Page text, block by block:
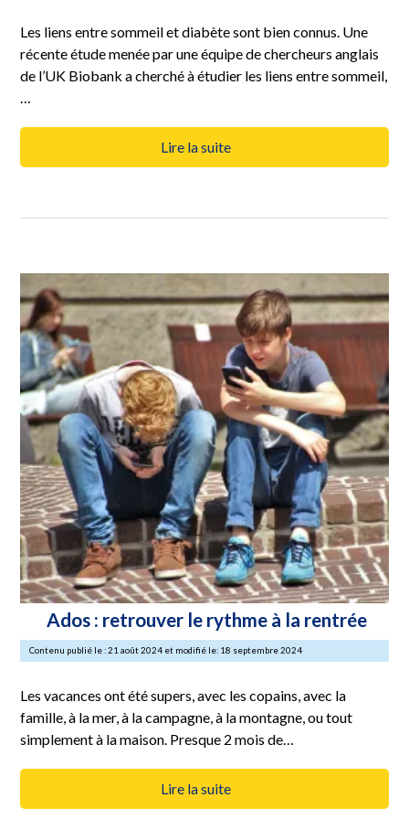
Les liens entre sommeil et diabète sont bien connus. Une
récente étude menée par une équipe de chercheurs anglais
de l’UK Biobank a cherché à étudier les liens entre sommeil,
…
Lire la suite
Ados : retrouver le rythme à la rentrée
Contenu publié le : 21 août 2024 et modifié le: 18 septembre 2024
Les vacances ont été supers, avec les copains, avec la
famille, à la mer, à la campagne, à la montagne, ou tout
simplement à la maison. Presque 2 mois de…
Lire la suite